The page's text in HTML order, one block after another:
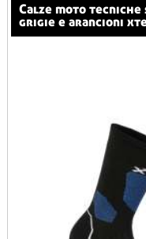
calze moto tecniche sportive estive leggere corte
grigie e arancioni